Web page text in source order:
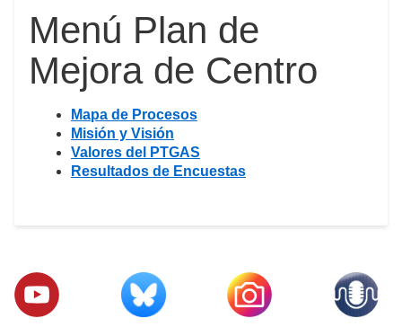
Menú Plan de
Mejora de Centro
Mapa de Procesos
Misión y Visión
Valores del PTGAS
Resultados de Encuestas